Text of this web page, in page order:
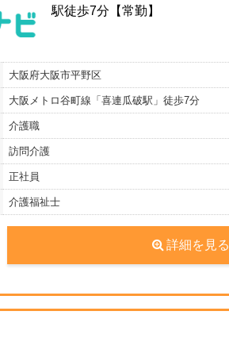
駅徒歩7分【常勤】
大阪府大阪市平野区
大阪メトロ谷町線「喜連瓜破駅」徒歩7分
介護職
訪問介護
正社員
介護福祉士
詳細を見る